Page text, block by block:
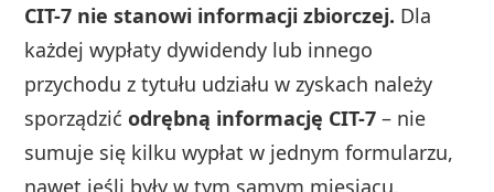
CIT-7 nie stanowi informacji zbiorczej. Dla
każdej wypłaty dywidendy lub innego
przychodu z tytułu udziału w zyskach należy
sporządzićodrębną informację CIT-7 – nie
sumuje się kilku wypłat w jednym formularzu,
nawet jeśli były w tym samym miesiącu.